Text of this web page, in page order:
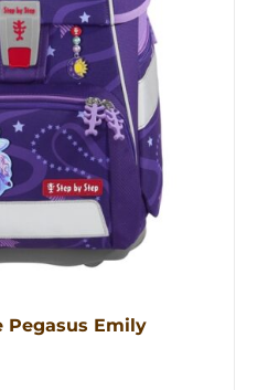
Pegasus Emily